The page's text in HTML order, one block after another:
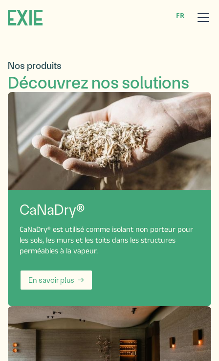
FR
Nos produits
Découvrez nos solutions
CaNaDry®
CaNaDry® est utilisé comme isolant non porteur pour
les sols, les murs et les toits dans les structures
perméables à la vapeur.
En savoir plus